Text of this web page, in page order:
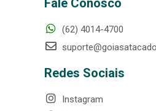
Fale Conosco
(62) 4014-4700
Redes Sociais
Instagram